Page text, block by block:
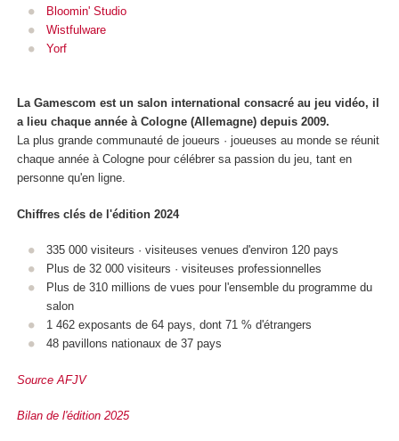
Bloomin' Studio
Wistfulware
Yorf
La Gamescom est un salon international consacré au jeu vidéo, il
a lieu chaque année à Cologne (Allemagne) depuis 2009.
La plus grande communauté de joueurs · joueuses au monde se réunit
chaque année à Cologne pour célébrer sa passion du jeu, tant en
personne qu'en ligne.
Chiffres clés de l'édition 2024
335 000 visiteurs · visiteuses venues d'environ 120 pays
Plus de 32 000 visiteurs · visiteuses professionnelles
Plus de 310 millions de vues pour l'ensemble du programme du
salon
1 462 exposants de 64 pays, dont 71 % d'étrangers
48 pavillons nationaux de 37 pays
Source AFJV
Bilan de l'édition 2025